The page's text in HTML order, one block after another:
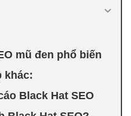
mũ đen phổ biến
khác:
Black Hat SEO